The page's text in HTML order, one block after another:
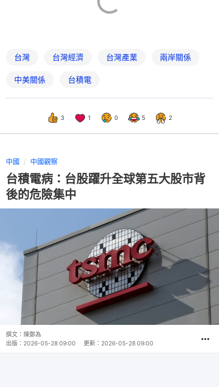
台灣 台灣經濟 台灣產業 兩岸關係
中美關係 台積電
3 1 0 5 2
中國 中國觀察
台積電病：台股躍升全球第五大股市背
後的危險集中
撰文： 陳鄭為
出版： 2026-05-28 09:00 更新： 2026-05-28 09:00